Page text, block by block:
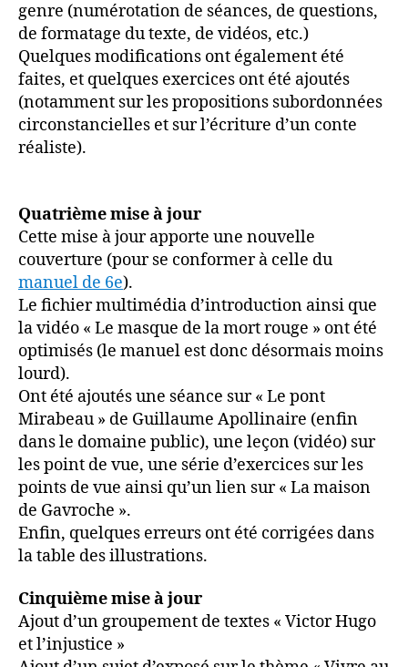
genre (numérotation de séances, de questions,
de formatage du texte, de vidéos, etc.)
Quelques modifications ont également été
faites, et quelques exercices ont été ajoutés
(notamment sur les propositions subordonnées
circonstancielles et sur l’écriture d’un conte
réaliste).
Quatrième mise à jour
Cette mise à jour apporte une nouvelle
couverture (pour se conformer à celle du
manuel de 6e).
Le fichier multimédia d’introduction ainsi que
la vidéo « Le masque de la mort rouge » ont été
optimisés (le manuel est donc désormais moins
lourd).
Ont été ajoutés une séance sur « Le pont
Mirabeau » de Guillaume Apollinaire (enfin
dans le domaine public), une leçon (vidéo) sur
les point de vue, une série d’exercices sur les
points de vue ainsi qu’un lien sur « La maison
de Gavroche ».
Enfin, quelques erreurs ont été corrigées dans
la table des illustrations.
Cinquième mise à jour
Ajout d’un groupement de textes « Victor Hugo
et l’injustice »